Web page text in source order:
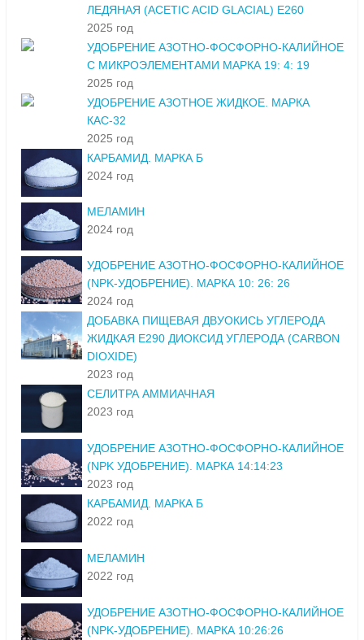
ЛЕДЯНАЯ (ACETIC ACID GLACIAL) E260
2025 год
УДОБРЕНИЕ АЗОТНО-ФОСФОРНО-КАЛИЙНОЕ
С МИКРОЭЛЕМЕНТАМИ МАРКА 19: 4: 19
2025 год
УДОБРЕНИЕ АЗОТНОЕ ЖИДКОЕ. МАРКА
КАС-32
2025 год
КАРБАМИД. МАРКА Б
2024 год
МЕЛАМИН
2024 год
УДОБРЕНИЕ АЗОТНО-ФОСФОРНО-КАЛИЙНОЕ
(NPK-УДОБРЕНИЕ). МАРКА 10: 26: 26
2024 год
ДОБАВКА ПИЩЕВАЯ ДВУОКИСЬ УГЛЕРОДА
ЖИДКАЯ Е290 ДИОКСИД УГЛЕРОДА (CARBON
DIOXIDE)
2023 год
СЕЛИТРА АММИАЧНАЯ
2023 год
УДОБРЕНИЕ АЗОТНО-ФОСФОРНО-КАЛИЙНОЕ
(NPK УДОБРЕНИЕ). МАРКА 14:14:23
2023 год
КАРБАМИД. МАРКА Б
2022 год
МЕЛАМИН
2022 год
УДОБРЕНИЕ АЗОТНО-ФОСФОРНО-КАЛИЙНОЕ
(NPK-УДОБРЕНИЕ). МАРКА 10:26:26